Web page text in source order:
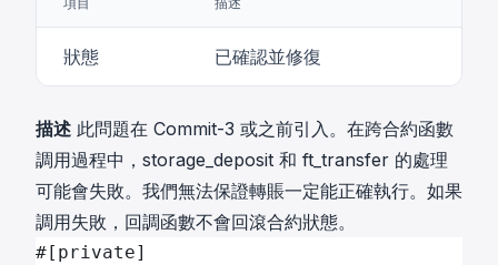
狀態 已確認並修復
描述 此問題在 Commit-3 或之前引入。在跨合約函數
調用過程中，storage_deposit 和 ft_transfer 的處理
可能會失敗。我們無法保證轉賬一定能正確執行。如果
調用失敗，回調函數不會回滾合約狀態。
#[private]